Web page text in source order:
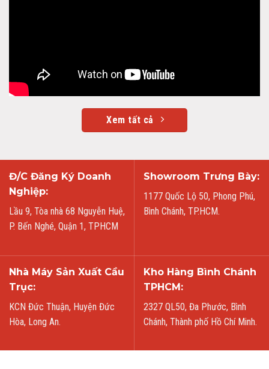
Xem tất cả
Đ/C Đăng Ký Doanh
Nghiệp:
Lầu 9, Tòa nhà 68 Nguyễn Huệ,
P. Bến Nghé, Quận 1, TPHCM
Showroom Trưng Bày:
1177 Quốc Lộ 50, Phong Phú,
Bình Chánh, TP.HCM.
Nhà Máy Sản Xuất Cầu
Trục:
KCN Đức Thuận, Huyện Đức
Hòa, Long An.
Kho Hàng Bình Chánh
TPHCM:
2327 QL50, Đa Phước, Bình
Chánh, Thành phố Hồ Chí Minh.